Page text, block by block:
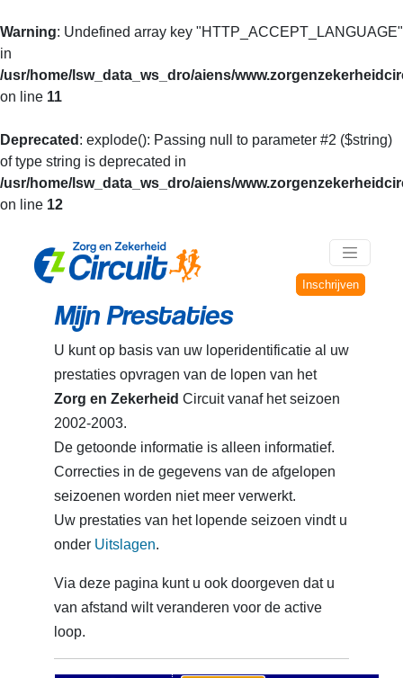
Warning: Undefined array key "HTTP_ACCEPT_LANGUAGE"
in
/usr/home/lsw_data_ws_dro/aiens/
on line 11
Deprecated : explode(): Passing null to parameter #2 ($string)
of type string is deprecated in
/usr/home/lsw_data_ws_dro/aiens/
on line 12
Inschrijven
Mijn Prestaties
U kunt op basis van uw loperidentificatie al uw
prestaties opvragen van de lopen van het
Zorg en Zekerheid Circuit vanaf het seizoen
2002-2003.
De getoonde informatie is alleen informatief.
Correcties in de gegevens van de afgelopen
seizoenen worden niet meer verwerkt.
Uw prestaties van het lopende seizoen vindt u
onder Uitslagen.
Via deze pagina kunt u ook doorgeven dat u
van afstand wilt veranderen voor de active
loop.